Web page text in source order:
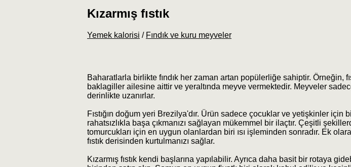
Kızarmış fıstık
Yemek kalorisi / Fındık ve kuru meyveler
Baharatlarla birlikte fındık her zaman artan popülerliğe sahiptir. Örneğin,
baklagiller ailesine aittir ve yeraltında meyve vermektedir. Meyveler
derinlikte uzanırlar.
Fıstığın doğum yeri Brezilya'dır. Ürün sadece çocuklar ve yetişkinler için
rahatsızlıkla başa çıkmanızı sağlayan mükemmel bir ilaçtır. Çeşitli
tomurcukları için en uygun olanlardan biri ısı işleminden sonradır. Ek
fıstık derisinden kurtulmanızı sağlar.
Kızarmış fıstık kendi başlarına yapılabilir. Ayrıca daha basit bir rotaya